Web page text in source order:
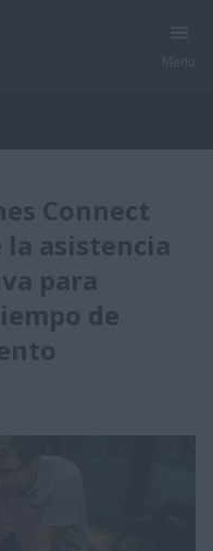
Connect
la asistencia
para
de